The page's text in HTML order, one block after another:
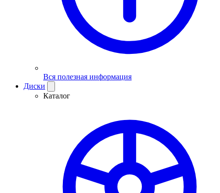
Вся полезная информация
Диски
Каталог